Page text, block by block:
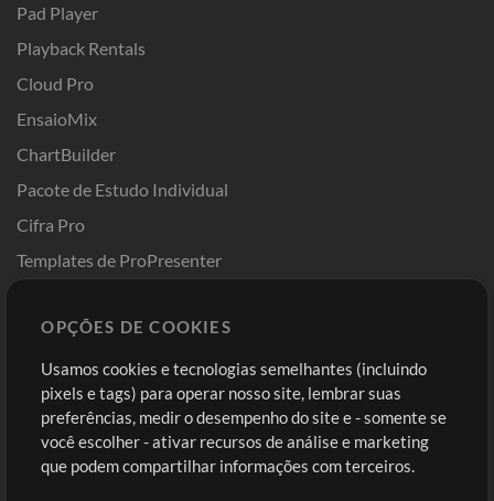
Pad Player
Playback Rentals
Cloud Pro
EnsaioMix
ChartBuilder
Pacote de Estudo Individual
Cifra Pro
Templates de ProPresenter
Comprar Créditos
Conteúdo Grátis
Solicite uma Música
Entre
Cadastre-se
Ir ao carrinho
OPÇÕES DE COOKIES
Usamos cookies e tecnologias semelhantes (incluindo
pixels e tags) para operar nosso site, lembrar suas
preferências, medir o desempenho do site e - somente se
você escolher - ativar recursos de análise e marketing
que podem compartilhar informações com terceiros.